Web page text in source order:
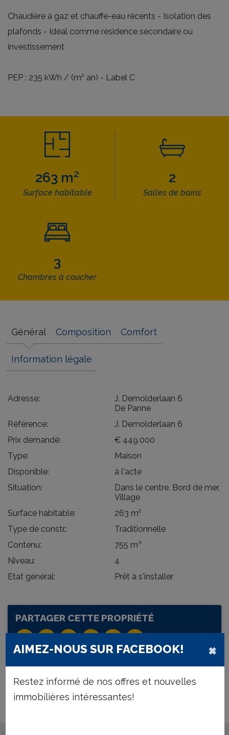
Chaudière à gaz et chauffe-eau récents - Isolation des
plafonds - Idéal comme résidence secondaire ou
investissement
PEP : 235 kWh / (m² an) - Label C
263 m²
Surface habitable
2
Salles de bains
3
Chambres à coucher
Général Composition Comfort
Information légale
Adresse:
J. Demolderlaan 6
De Panne
Référence:
J. Demolderlaan 6
Prix demandé:
€ 449.000
Type:
Maison
Disponible:
à l'acte
Situation:
Dans le centre, Bord de mer,
Village
Surface habitable:
263 m²
Type de constr.:
Traditionnelle
Contenu:
755 m³
Niveau:
4
Etat général:
Prêt à s'installer
PARTAGER CETTE PROPRIÉTÉ
TÉLÉCHARGEMENTS
DOCUMENTS
×
AIMEZ-NOUS SUR FACEBOOK!
Restez informé de nos offres et nouvelles
immobilières intéressantes!